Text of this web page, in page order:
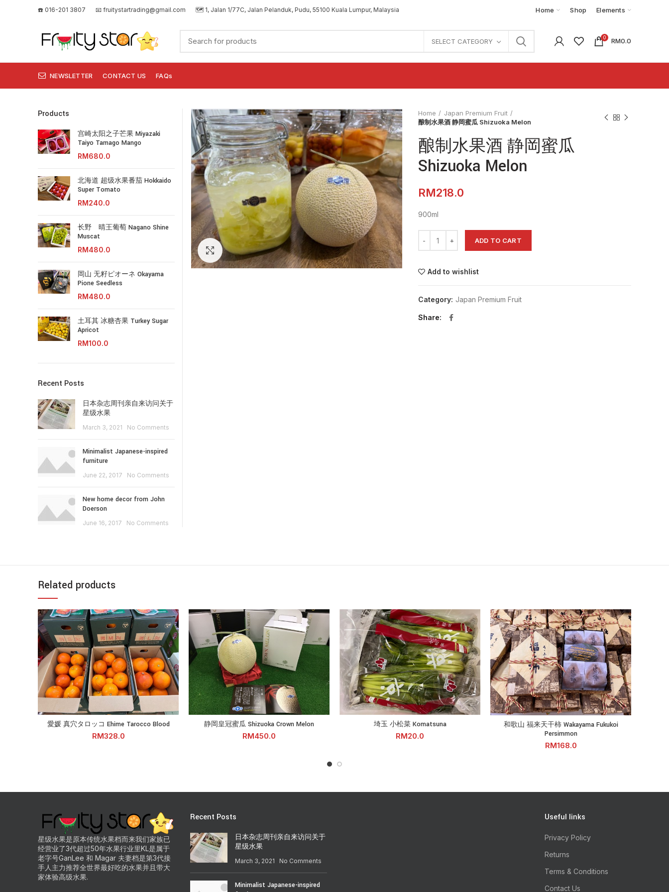
☎️ 016-201 3807 📧 fruitystartrading@gmail.com 🗺️ 1, Jalan 1/77C, Jalan Pelanduk, Pudu, 55100 Kuala Lumpur, Malaysia Home Shop Elements
SELECT CATEGORY 0 RM0.0
NEWSLETTER CONTACT US FAQs
Click to enlarge
Home
Japan Premium Fruit
酿制水果酒 静岡蜜瓜 Shizuoka Melon
酿制水果酒 静岡蜜瓜
Shizuoka Melon
RM
900ml
ADD TO CART
Add to wishlist
Category: Japan Premium Fruit
Share
Products
宫崎太阳之子芒果 Miyazaki
Taiyo Tamago Mango
RM
北海道 超级水果番茄 Hokkaido
Super Tomato
RM
长野 晴王葡萄 Nagano Shine
Muscat
RM
岡山 无籽ピオーネ Okayama
Pione Seedless
RM
土耳其 冰糖杏果 Turkey Sugar
Apricot
RM
Recent Posts
日本杂志周刊亲自来访问关于
星级水果
March 3, 2021 No Comments
Minimalist Japanese-inspired
furniture
June 22, 2017 No Comments
New home decor from John
Doerson
June 16, 2017 No Comments
Related products
愛媛 真穴タロッコ Ehime Tarocco Blood quantity
ADD TO CART
愛媛 真穴タロッコ Ehime Tarocco Blood
RM
静岡皇冠蜜瓜 Shizuoka Crown Melon quantity
ADD TO CART
静岡皇冠蜜瓜 Shizuoka Crown Melon
RM
埼玉 小松菜 Komatsuna quantity
ADD TO CART
埼玉 小松菜 Komatsuna
RM
和歌山 福来天干柿 Wakayama Fukukoi Persimmon
ADD TO CART
和歌山 福来天干柿 Wakayama Fukukoi
Persimmon
RM
星级水果是原本传统水果档而来我们家族已
经营业了3代超过50年水果行业里KL是属于
老字号GanLee 和 Magar 夫妻档是第3代接
手人主力推荐全世界最好吃的水果并且带大
家体验高级水果.
Recent Posts
日本杂志周刊亲自来访问关于
星级水果
March 3, 2021 No Comments
Minimalist Japanese-inspired
Useful links
Privacy Policy
Returns
Terms & Conditions
Contact Us